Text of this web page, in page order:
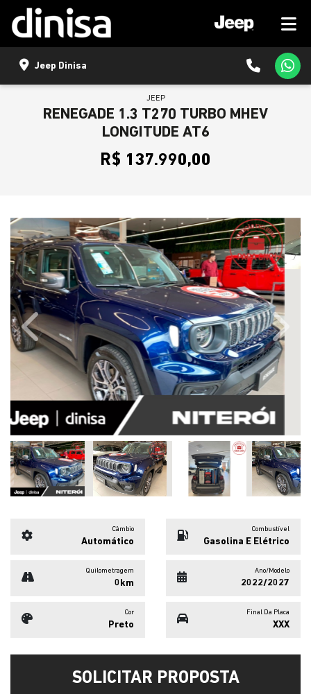
Jeep Dinisa
JEEP
RENEGADE 1.3 T270 TURBO MHEV
LONGITUDE AT6
R$ 137.990,00
Previous Next
Câmbio
Automático
Combustível
Gasolina E Elétrico
Quilometragem
0km
Ano/Modelo
2022/2027
Cor
Preto
Final Da Placa
XXX
SOLICITAR PROPOSTA